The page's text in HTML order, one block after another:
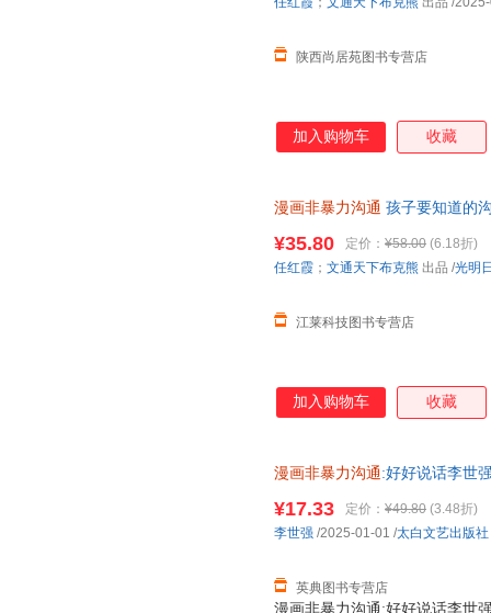
陕西尚居苑图书专营店
加入购物车 收藏
漫画非暴力沟通 孩子要知道的
¥35.80 定价： ¥58.00 (6.18折)
江莱科技图书专营店
任红霞 ； 文通天下布克熊 出品 /光明
加入购物车 收藏
漫画非暴力沟通 :好好说话李世
漫画非暴力沟通:好好说话李世
¥17.33 定价： ¥49.80 (3.48折)
英典图书专营店
李世强 /2025-01-01 /太白文艺出版社